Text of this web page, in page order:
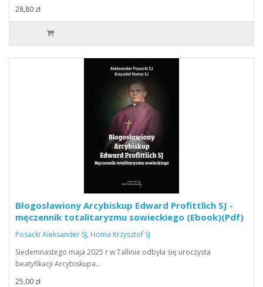
28,80 zł
Błogosławiony Arcybiskup Edward Profittlich SJ -
męczennik totalitaryzmu sowieckiego (Ebook)(Pdf)
Posacki Aleksander SJ, Homa Krzysztof SJ
Siedemnastego maja 2025 r w Tallinie odbyła się uroczysta
beatyfikacji Arcybiskupa…
25,00 zł